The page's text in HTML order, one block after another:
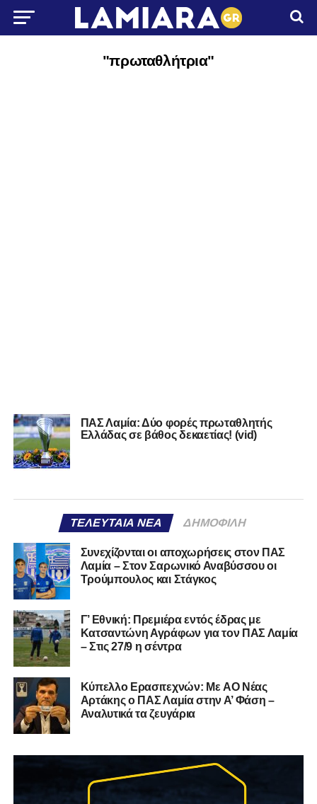
"πρωταθλήτρια"
ΠΑΣ Λαμία: Δύο φορές πρωταθλητής
Ελλάδας σε βάθος δεκαετίας! (vid)
ΤΕΛΕΥΤΑΊΑ ΝΈΑ ΔΗΜΟΦΙΛΉ
Συνεχίζονται οι αποχωρήσεις στον ΠΑΣ
Λαμία – Στον Σαρωνικό Αναβύσσου οι
Τρούμπουλος και Στάγκος
Γ’ Εθνική: Πρεμιέρα εντός έδρας με
Κατσαντώνη Αγράφων για τον ΠΑΣ Λαμία
– Στις 27/9 η σέντρα
Kύπελλο Ερασιτεχνών: Με AO Nέας
Αρτάκης ο ΠΑΣ Λαμία στην Α’ Φάση –
Αναλυτικά τα ζευγάρια